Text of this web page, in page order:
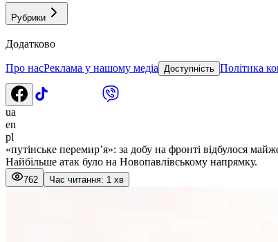
Рубрики
Додатково
Про насРеклама у нашому медіа Доступність Політика
ua
en
pl
«путінське перемир’я»: за добу на фронті відбулося
Найбільше атак було на Новопавлівському напрямку.
762 Час читання: 1 хв